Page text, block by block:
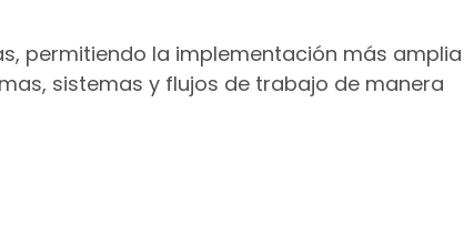
permitiendo la implementación más amplia
sistemas y flujos de trabajo de manera